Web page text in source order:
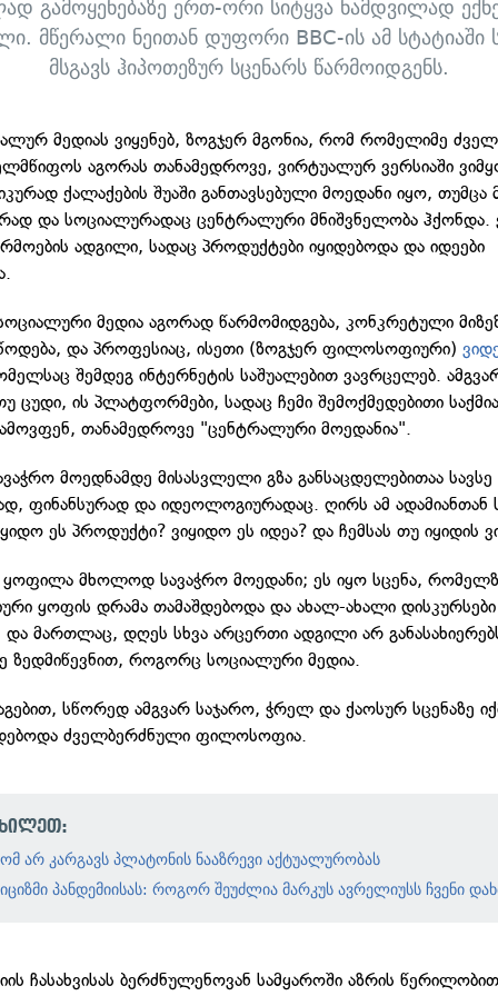
გამოყენებაზე ერთ-ორი სიტყვა ნამდვილად
მწერალი ნეითან დუფორი BBC-ის ამ სტატიაში
მსგავს ჰიპოთეზურ სცენარს წარმოიდგენს.
მედიას ვიყენებ, ზოგჯერ მგონია, რომ რომელიმე
აგორას თანამედროვე, ვირტუალურ ვერსიაში
ქალაქების შუაში განთავსებული მოედანი იყო, თუმცა
და სოციალურადაც ცენტრალური მნიშვნელობა ჰქონდა.
ადგილი, სადაც პროდუქტები იყიდებოდა და იდეები
მედია აგორად წარმომიდგება, კონკრეტული
და პროფესიაც, ისეთი (ზოგჯერ ფილოსოფიური)
შემდეგ ინტერნეტის საშუალებით ვავრცელებ.
ცუდი, ის პლატფორმები, სადაც ჩემი შემოქმედებითი
თანამედროვე "ცენტრალური მოედანია".
მოედნამდე მისასვლელი გზა განსაცდელებითაა
ფინანსურად და იდეოლოგიურადაც. ღირს ამ ადამიანთან
ეს პროდუქტი? ვიყიდო ეს იდეა? და ჩემსას თუ იყიდის
ყოფილა მხოლოდ სავაჭრო მოედანი; ეს იყო სცენა,
ყოფის დრამა თამაშდებოდა და ახალ-ახალი დისკურსები
და მართლაც, დღეს სხვა არცერთი ადგილი არ
ზედმიწევნით, როგორც სოციალური მედია.
სწორედ ამგვარ საჯარო, ჭრელ და ქაოსურ სცენაზე
ძველბერძნული ფილოსოფია.
არ კარგავს პლატონის ნააზრევი აქტუალურობას
პანდემიისას: როგორ შეუძლია მარკუს ავრელიუსს ჩვენი
ჩასახვისას ბერძნულენოვან სამყაროში აზრის